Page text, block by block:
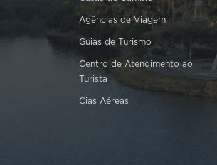
Agências de Viagem
Guias de Turismo
Centro de Atendimento ao
Turista
Cias Aéreas